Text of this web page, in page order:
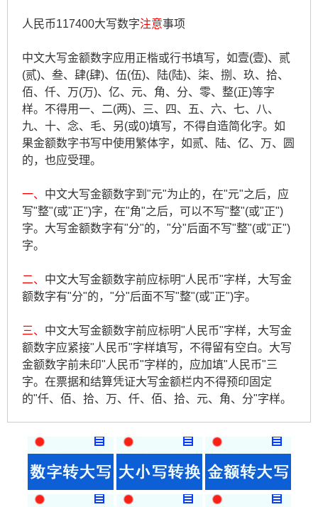
人民币117400大写数字注意事项
中文大写金额数字应用正楷或行书填写，如壹(壹)、贰
(贰)、叁、肆(肆)、伍(伍)、陆(陆)、柒、捌、玖、拾、
佰、仟、万(万)、亿、元、角、分、零、整(正)等字
样。不得用一、二(两)、三、四、五、六、七、八、
九、十、念、毛、另(或0)填写，不得自造简化字。如
果金额数字书写中使用繁体字，如贰、陆、亿、万、圆
的，也应受理。
一、 中文大写金额数字到"元"为止的，在"元"之后，应
写"整"(或"正")字，在"角"之后，可以不写"整"(或"正")
字。大写金额数字有"分"的，"分"后面不写"整"(或"正")
字。
二、 中文大写金额数字前应标明"人民币"字样，大写金
额数字有"分"的，"分"后面不写"整"(或"正")字。
三、 中文大写金额数字前应标明"人民币"字样，大写金
额数字应紧接"人民币"字样填写，不得留有空白。大写
金额数字前未印"人民币"字样的，应加填"人民币"三
字。在票据和结算凭证大写金额栏内不得预印固定
的"仟、佰、拾、万、仟、佰、拾、元、角、分"字样。